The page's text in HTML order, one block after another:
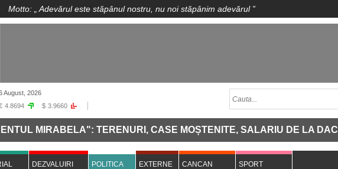
Motto: „ Adevărul este stăpânul nostru, nu noi stăpânim adevărul”
August, 2026
4.8694 $ 3.9660
TERENURI, CASE MOȘTENITE, SALARIU DE LA DACIA ȘI
DEZVALUIRI POLITICA EXTERNE CANCAN SPORT